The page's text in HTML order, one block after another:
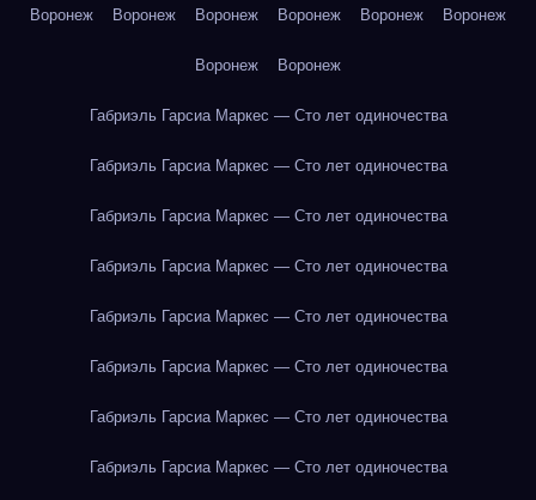
Воронеж Воронеж Воронеж Воронеж Воронеж Воронеж
Воронеж Воронеж
Габриэль Гарсиа Маркес — Сто лет одиночества
Габриэль Гарсиа Маркес — Сто лет одиночества
Габриэль Гарсиа Маркес — Сто лет одиночества
Габриэль Гарсиа Маркес — Сто лет одиночества
Габриэль Гарсиа Маркес — Сто лет одиночества
Габриэль Гарсиа Маркес — Сто лет одиночества
Габриэль Гарсиа Маркес — Сто лет одиночества
Габриэль Гарсиа Маркес — Сто лет одиночества